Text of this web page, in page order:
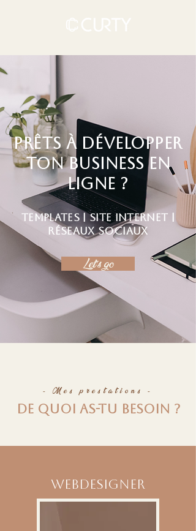
prêts à développer
ton business en
ligne ?
templates | site internet |
réseaux sociaux
Let's go
- Mes prestations -
De quoi as-tu besoin ?
webdesigner